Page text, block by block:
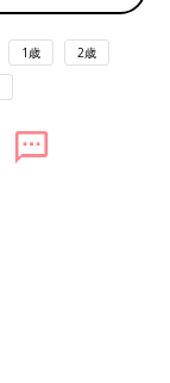
した投稿
1歳 2歳